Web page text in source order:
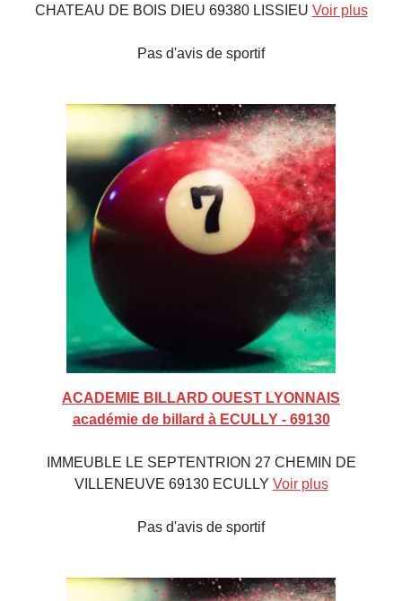
CHATEAU DE BOIS DIEU 69380 LISSIEU Voir plus
Pas d'avis de sportif
ACADEMIE BILLARD OUEST LYONNAIS
académie de billard à ECULLY - 69130
IMMEUBLE LE SEPTENTRION 27 CHEMIN DE
VILLENEUVE 69130 ECULLY Voir plus
Pas d'avis de sportif